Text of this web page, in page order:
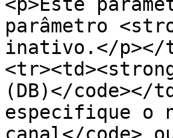
parâmetro
inativo.</p></
(DB)</code></
especifique o